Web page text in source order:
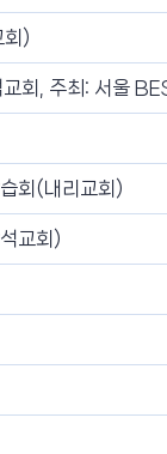
회)
회, 주최: 서울
회(내리교회)
교회)